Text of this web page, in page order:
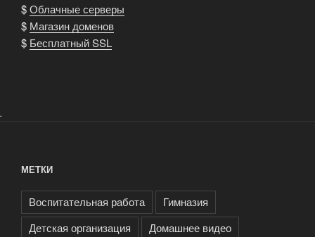
$Облачные серверы
$ Магазин доменов
$ Бесплатный SSL
.
МЕТКИ
Воспитательная работа
Гимназия
Детская организация
Домашнее видео